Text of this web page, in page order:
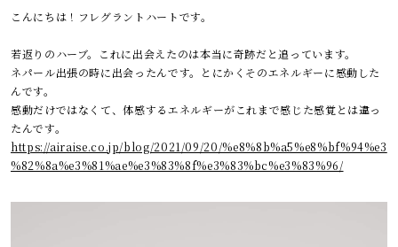
こんにちは！フレグラントハートです。
若返りのハーブ。これに出会えたのは本当に奇跡だと追っています。
ネパール出張の時に出会ったんです。とにかくそのエネルギーに感動した
んです。
感動だけではなくて、体感するエネルギーがこれまで感じた感覚とは違っ
たんです。
https://airaise.co.jp/blog/2021/09/20/%e8%8b%a5%e8%bf%94%e3
%82%8a%e3%81%ae%e3%83%8f%e3%83%bc%e3%83%96/